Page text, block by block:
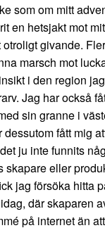
som om mitt
en hetsjakt mot
givande.
marsch mot
i den region
Jag har också
sin granne i
fått mig
ju inte funnits
skapare eller
jag försöka hitta
där skaparen
på internet än